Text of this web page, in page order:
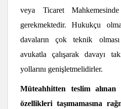
veya Ticaret
gerekmektedir. Hukukçu
davaların çok teknik
avukatla çalışarak davayı
yollarını genişletmelidirler.
Müteahhitten teslim
özellikleri taşımamasına rağ